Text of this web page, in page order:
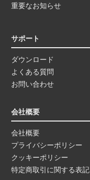
重要なお知らせ
サポート
ダウンロード
よくある質問
お問い合わせ
会社概要
会社概要
プライバシーポリシー
クッキーポリシー
特定商取引に関する表記